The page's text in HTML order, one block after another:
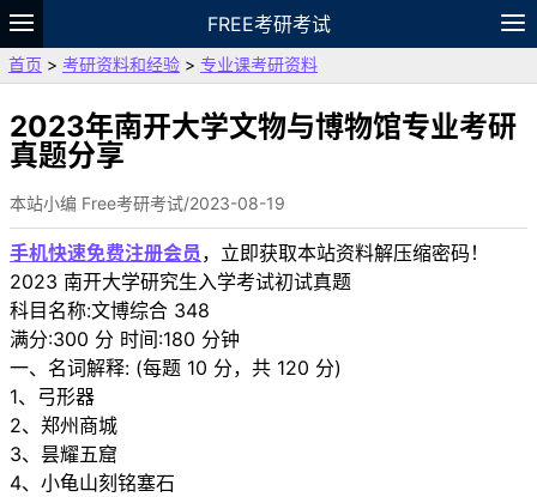
FREE考研考试
题库
故事 专题 APP
VIP
资料
首页 > 考研资料和经验 > 专业课考研资料
2023年南开大学文物与博物馆专业考研
真题分享
本站小编 Free考研考试/2023-08-19
手机快速免费注册会员 ，立即获取本站资料解压缩密码！
2023 南开大学研究生入学考试初试真题
科目名称:文博综合 348
满分:300 分 时间:180 分钟
一、名词解释: (每题 10 分，共 120 分)
1、弓形器
2、郑州商城
3、昙耀五窟
4、小龟山刻铭塞石